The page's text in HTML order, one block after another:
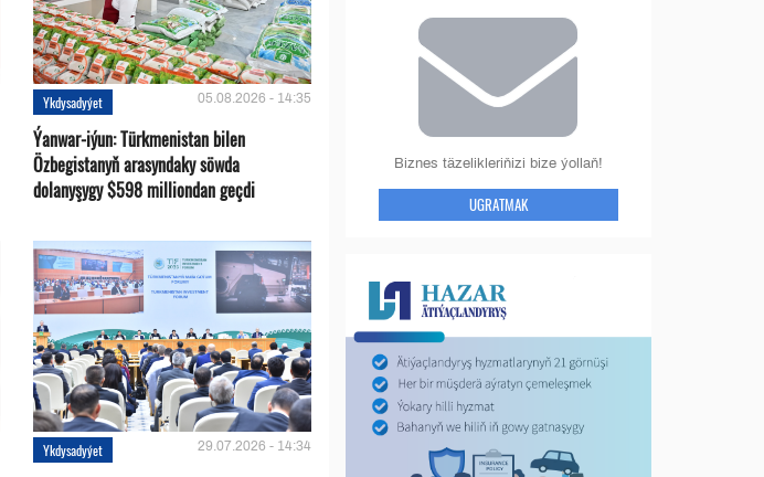
Ykdysadyýet 05.08.2026 - 14:35
Ýanwar-iýun: Türkmenistan bilen
Özbegistanyň arasyndaky söwda
dolanyşygy $598 milliondan geçdi
Ykdysadyýet 29.07.2026 - 14:34
Biznes täzelikleriňizi bize ýollaň!
UGRATMAK